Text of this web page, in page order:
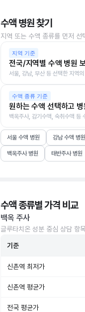
수액 병원 찾기
지역 또는 수액 종류를 먼저
지역 기준
전국/지역별 수액 병원
서울, 강남, 부산 등 선택한 지역
수액 종류 기준
원하는 수액 선택하고 병
백옥주사, 감기수액, 숙취수액 등
서울 수액 병원 강남 수액 병원
백옥주사 병원 태반주사 병원
수액 종류별 가격 비교
백옥 주사
글루타치온 성분 중심 상담 항
기준
신촌역 최저가
신촌역 평균가
전국 평균가